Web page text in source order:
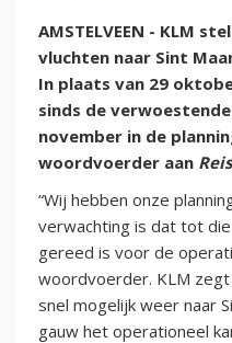
AMSTELVEEN - KLM
vluchten naar Sint
In plaats van 29
sinds de
november in de
woordvoerder aan
“Wij hebben onze
verwachting is dat tot
gereed is voor de
woordvoerder. KLM
snel mogelijk weer naar
gauw het operationeel